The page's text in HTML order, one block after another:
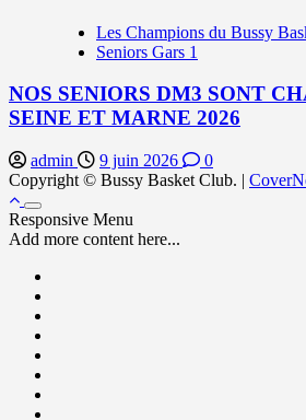
Les Champions du Bussy
Seniors Gars 1
NOS SENIORS DM3 SONT
SEINE ET MARNE 2026
admin 9 juin 2026
0
Copyright © Bussy Basket Club. |
Responsive Menu
Add more content here...